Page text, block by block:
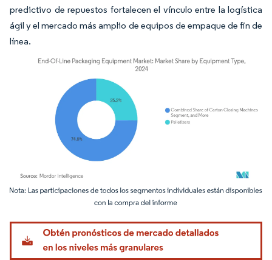
predictivo de repuestos fortalecen el vínculo entre la logística
ágil y el mercado más amplio de equipos de empaque de fin de
línea.
Imagen © Mordor Intelligence. El uso requiere atribución según CC BY 4.0.